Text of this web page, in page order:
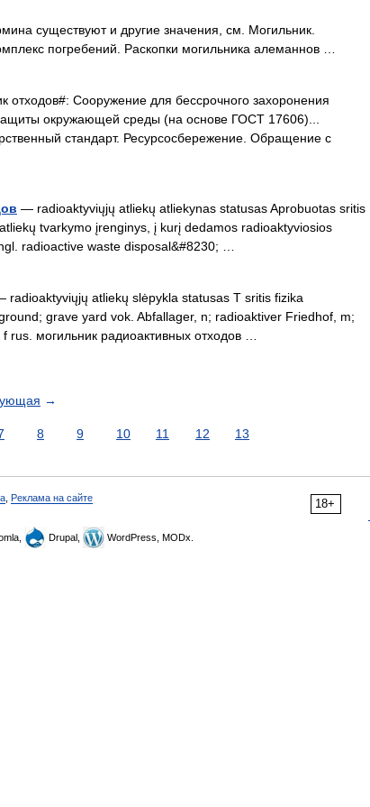
существуют и другие значения, см. Могильник.
погребений. Раскопки могильника алеманнов …
отходов#: Сооружение для бессрочного захоронения
окружающей среды (на основе ГОСТ 17606)...
стандарт. Ресурсосбережение. Обращение с
— radioaktyviųjų atliekų atliekynas statusas Aprobuotas sritis
tvarkymo įrenginys, į kurį dedamos radioaktyviosios
radioactive waste disposal&#8230; …
radioaktyviųjų atliekų slėpykla statusas T sritis fizika
grave yard vok. Abfallager, n; radioaktiver Friedhof, m;
могильник радиоактивных отходов …
→
8 9 10 11 12 13
18+
Реклама на сайте
Drupal, WordPress, MODx.